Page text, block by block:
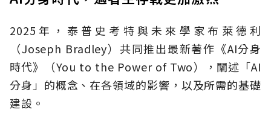
2025年，泰普史考特與未來學家布萊德利
（Joseph Bradley）共同推出最新著作《AI分身
時代》（You to the Power of Two），闡述「AI
分身」的概念、在各領域的影響，以及所需的基礎
建設。